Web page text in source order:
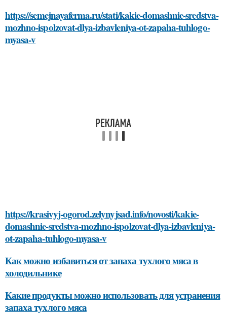
https://semejnayaferma.ru/stati/kakie-domashnie-sredstva-
mozhno-ispolzovat-dlya-izbavleniya-ot-zapaha-tuhlogo-
myasa-v
https://krasivyj-ogorod.zelynyjsad.info/novosti/kakie-
domashnie-sredstva-mozhno-ispolzovat-dlya-izbavleniya-
ot-zapaha-tuhlogo-myasa-v
Как можно избавиться от запаха тухлого мяса в
холодильнике
Какие продукты можно использовать для устранения
запаха тухлого мяса